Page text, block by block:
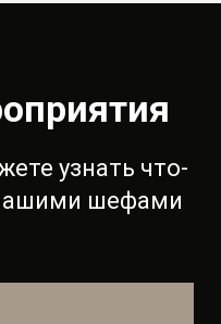
узнать что-
шефами